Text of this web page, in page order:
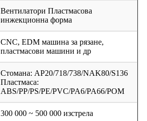
Вентилатори Пластмасова
инжекционна форма
CNC, EDM машина за рязане,
пластмасови машини и др
Стомана: AP20/718/738/NAK80/S136
Пластмаса:
ABS/PP/PS/PE/PVC/PA6/PA66/POM
300 000 ~ 500 000 изстрела